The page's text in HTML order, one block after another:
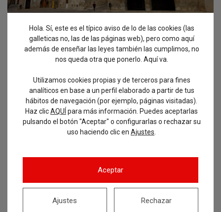
ByOposiciones Actur
Orihuela: auxiliar
administrativo (1 plaza)
8 de junio de 2022
Oposiciones
examen,oposición ,orihuela,pueblos
Ayer se publicaba en el BOE una plaza que
gusta, sigue siendo en tierras mañas, y la
verdad es que tiene bastante buena pinta en
cuanto a las bases. Es una plaza en régimen
similar al…
Hola. Sí, este es el típico aviso de lo de las cookies (las
galleticas no, las de las páginas web), pero como aquí
además de enseñar las leyes también las cumplimos, no
nos queda otra que ponerlo. Aquí va.
Utilizamos cookies propias y de terceros para fines
analíticos en base a un perfil elaborado a partir de tus
hábitos de navegación (por ejemplo, páginas visitadas).
Haz clicAQUÍ para más información. Puedes aceptarlas
pulsando el botón "Aceptar" o configurarlas o rechazar su
uso haciendo clic en Ajustes
Aceptar
Rechazar
Ajustes